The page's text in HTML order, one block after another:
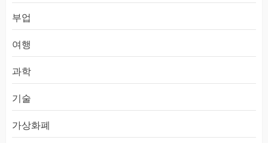
부업
여행
과학
기술
가상화폐